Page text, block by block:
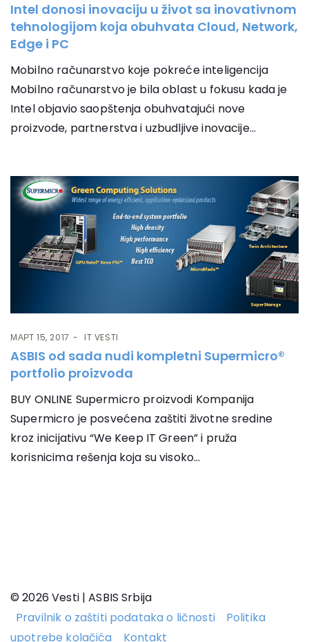
Intel donosi inovaciju u život sa inovativnom
tehnologijom koja obuhvata Cloud, Network,
Edge i PC
Mobilno računarstvo koje pokreće inteligencija
Mobilno računarstvo je bila oblast u fokusu kada je
Intel objavio saopštenja obuhvatajući nove
proizvode, partnerstva i uzbudljive inovacije...
МАРТ 15, 2017 IT VESTI
ASBIS od sada nudi kompletni Supermicro®
portfolio proizvoda
BUY ONLINE Supermicro proizvodi Kompanija
Supermicro je posvećena zaštiti životne sredine
kroz inicijativu “We Keep IT Green” i pruža
korisnicima rešenja koja su visoko...
© 2026 Vesti | ASBIS Srbija
Pravilnik o zaštiti podataka o ličnosti
Politika
upotrebe kolačića
Kontakt